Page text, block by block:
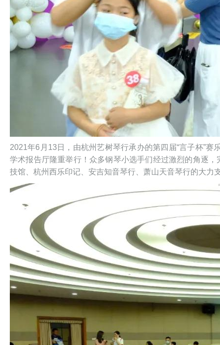
2021年6月13日，由杭州艺树琴行承办的第四届“言子杯”
学术报告厅隆重举行！众多钢琴小选手们经过激烈的角逐
技馆、杭州西乐印记、安吉知音琴行、萧山天音琴行的大力